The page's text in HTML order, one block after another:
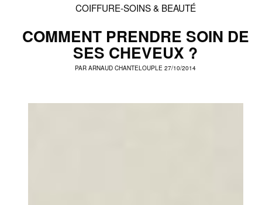
COIFFURE-SOINS & BEAUTÉ
COMMENT PRENDRE SOIN DE
SES CHEVEUX ?
PARARNAUD CHANTELOUPLE 27/10/2014